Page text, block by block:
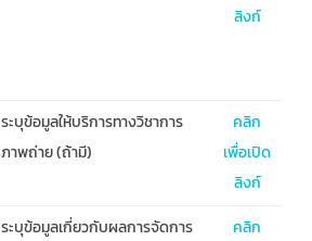
ลิงก์
ระบุข้อมูลให้บริการทางวิชาการ
ภาพถ่าย (ถ้ามี)
คลิก
เพื่อเปิด
ลิงก์
ระบุข้อมูลเกี่ยวกับผลการจัดการ
คลิก